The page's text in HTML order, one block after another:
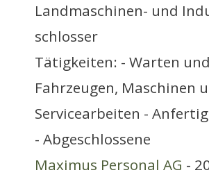
Landmaschinen- und
schlosser
Tätigkeiten: - Warten
Fahrzeugen, Maschinen
Servicearbeiten -
- Abgeschlossene
Maximus Personal AG -